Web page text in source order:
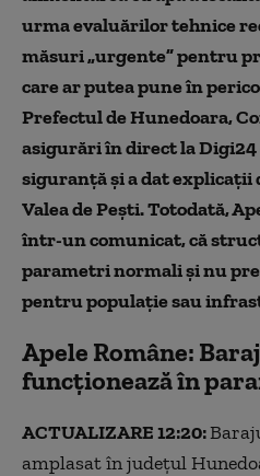
urma evaluărilor tehnice
măsuri „urgente” pentru
care ar putea pune în
Prefectul de Hunedoara,
asigurări în direct la Digi24
siguranță și a dat explicații
Valea de Pești. Totodată,
într-un comunicat, că
parametri normali și nu
pentru populație sau
Apele Române:
funcţionează în
ACTUALIZARE 12:20:
amplasat în județul